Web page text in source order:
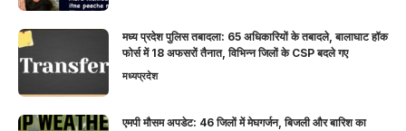
मध्य प्रदेश पुलिस तबादला: 65 अधिकारियों के तबादले, बालाघाट हॉक
फोर्स में 18 अफसरों तैनात, विभिन्न जिलों के CSP बदले गए
मध्यप्रदेश
एमपी मौसम अपडेट: 46 जिलों में मेघगर्जन, बिजली और बारिश का